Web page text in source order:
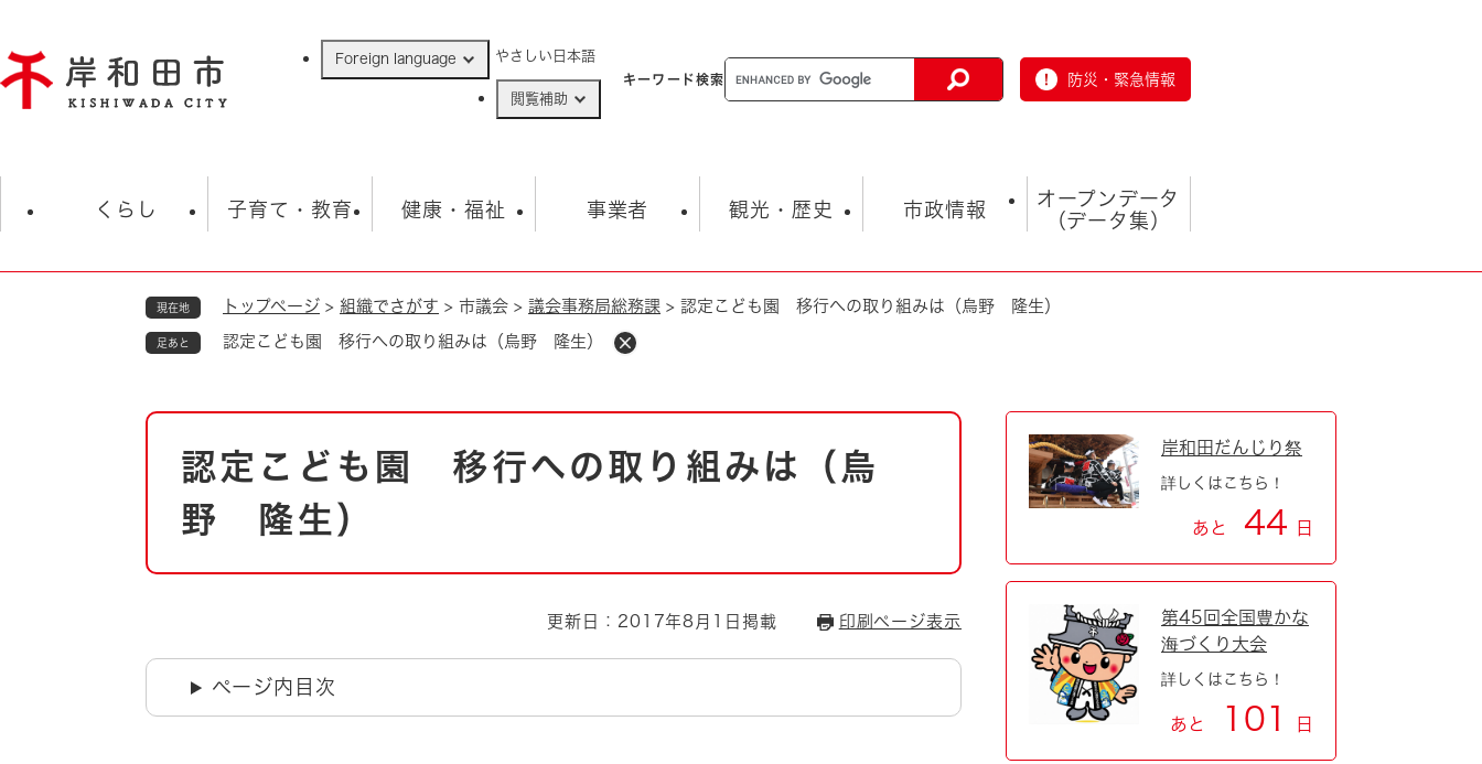
ジ
の
Foreign language やさしい日本語
閲覧補助
キーワード検索 防災・緊急情報
くらし
住民票・戸籍
ごみ・衛生・動物 救急・消防
防災・防犯 上水道・下水道
自然・環境・公園 住宅
引っ越し
道路・河川・交通
子育て・教育
学校 子育て
健康・福祉
福祉・健康・生活 生涯学習・スポーツ
事業者
入札・契約情報 まちづくり・協働
環境 福祉・介護
観光・歴史
観光 観光スポット
市政情報
市の概要 総合計画
市政 職員採用情報
市役所・施設の案内
オープンデータ
（データ集）
オープンデータ
現在地 トップページ > 組織でさがす > 市議会 > 議会事務局総務課 > 認定こども園 移行への取り組みは（烏野 隆生）
足あと 認定こども園 移行への取り組みは（烏野 隆生）
本
認定こども園 移行への取り組みは（烏
野 隆生）
更新日：2017年8月1日掲載 印刷ページ表示
ページ内目次
岸和田だんじり祭
詳しくはこちら！
あと 44 日
第45回全国豊かな
海づくり大会
詳しくはこちら！
あと 101 日